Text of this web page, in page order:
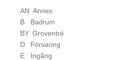
AN Annex
B
Badrum
BY Groventré
D
Förvaring
E
Ingång